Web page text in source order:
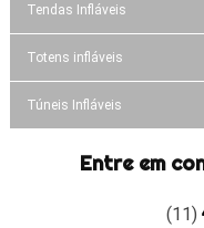
Tendas Infláveis
Totens infláveis
Túneis Infláveis
Entre em
(11)